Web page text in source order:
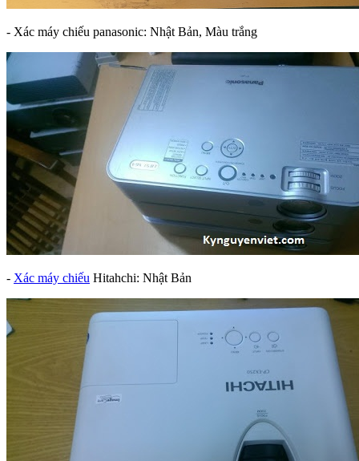
- Xác máy chiếu panasonic: Nhật Bản, Màu trắng
- Xác máy chiếu Hitahchi: Nhật Bản